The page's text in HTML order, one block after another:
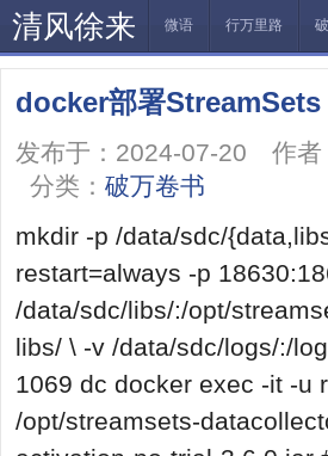
清风徐来 微语 行万里路
docker部署StreamSets
发布于：2024-07-20 作者
分类： 破万卷书
mkdir -p /data/sdc/
restart=always -p
/data/sdc/libs/:/opt/
libs/ \ -v /data/sdc/logs/:/
1069 dc docker exec -it -u
/opt/streamsets-